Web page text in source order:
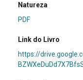
Natureza
PDF
Link do Livro
https://